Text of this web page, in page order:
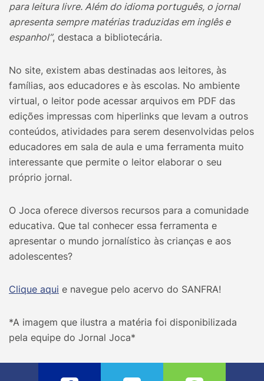
para leitura livre. Além do idioma português, o jornal
apresenta sempre matérias traduzidas em inglês e
espanhol”, destaca a bibliotecária.
No site, existem abas destinadas aos leitores, às
famílias, aos educadores e às escolas. No ambiente
virtual, o leitor pode acessar arquivos em PDF das
edições impressas com hiperlinks que levam a outros
conteúdos, atividades para serem desenvolvidas pelos
educadores em sala de aula e uma ferramenta muito
interessante que permite o leitor elaborar o seu
próprio jornal.
O Joca oferece diversos recursos para a comunidade
educativa. Que tal conhecer essa ferramenta e
apresentar o mundo jornalístico às crianças e aos
adolescentes?
Clique aqui e navegue pelo acervo do SANFRA!
*A imagem que ilustra a matéria foi disponibilizada
pela equipe do Jornal Joca*